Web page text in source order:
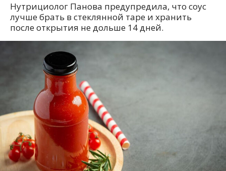
Нутрициолог Панова предупредила, что соус
лучше брать в стеклянной таре и хранить
после открытия не дольше 14 дней.